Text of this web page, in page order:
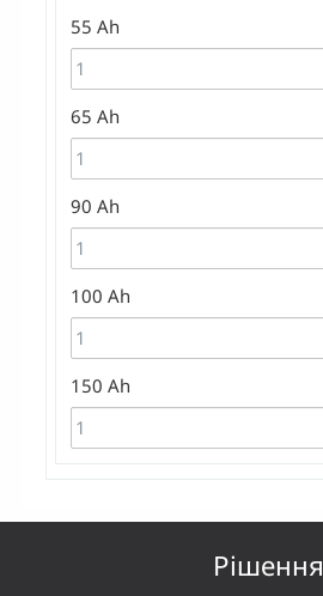
55 Ah
65 Ah
90 Ah
100 Ah
150 Ah
Рішення